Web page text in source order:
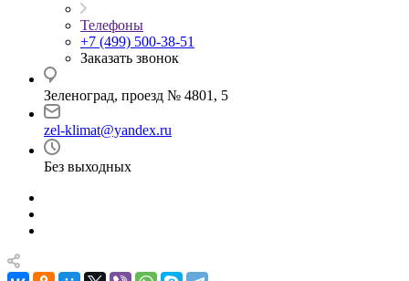
Телефоны
+7 (499) 500-38-51
Заказать звонок
Зеленоград, проезд № 4801, 5
zel-klimat@yandex.ru
Без выходных